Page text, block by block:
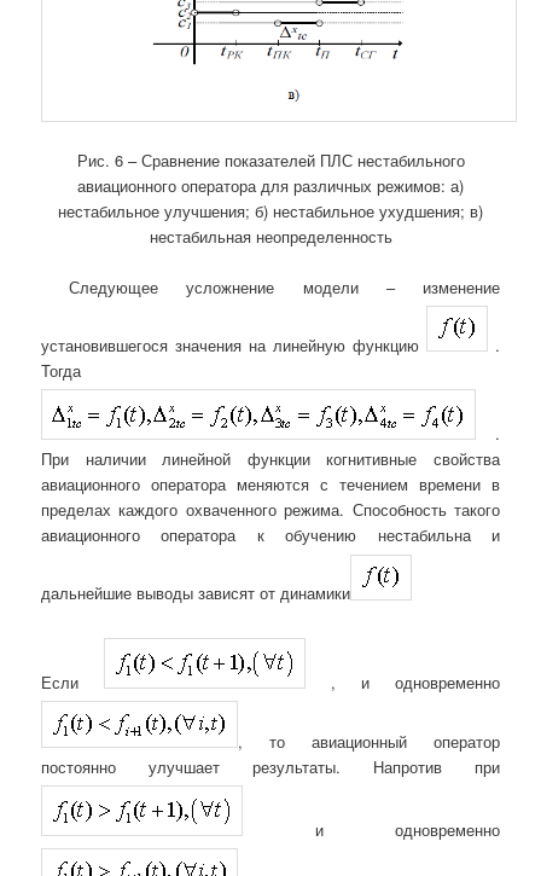
Рис. 6 – Сравнение показателей ПЛС нестабильного
авиационного оператора для различных режимов: а)
нестабильное улучшения; б) нестабильное ухудшения; в)
нестабильная неопределенность
Следующее усложнение модели – изменение
установившегося значения на линейную функцию
.
Тогда
.
При наличии линейной функции когнитивные свойства
авиационного оператора меняются с течением времени в
пределах каждого охваченного режима. Способность такого
авиационного оператора к обучению нестабильна и
дальнейшие выводы зависят от динамики
Если , и одновременно
, то авиационный оператор
постоянно улучшает результаты. Напротив при
и одновременно